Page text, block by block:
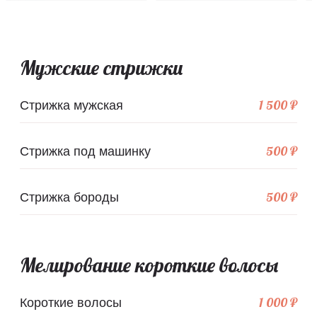
Мужские стрижки
Стрижка мужская 1 500 ₽
Стрижка под машинку 500 ₽
Стрижка бороды 500 ₽
Мелирование короткие волосы
Короткие волосы 1 000 ₽